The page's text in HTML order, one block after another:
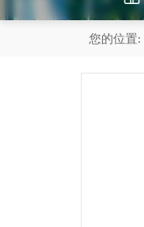
您的位置: